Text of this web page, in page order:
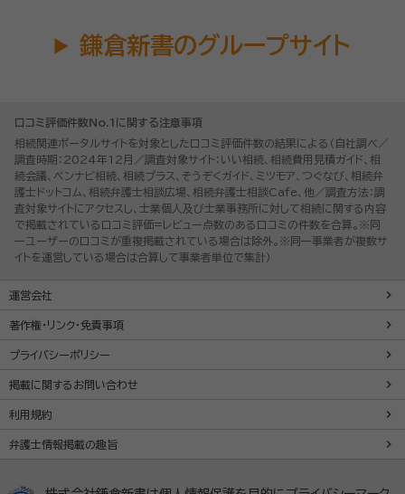
鎌倉新書のグループサイト
口コミ評価件数No.1に関する注意事項
相続関連ポータルサイトを対象とした口コミ評価件数の結果による（自社調べ／
調査時期：2024年12月／調査対象サイト：いい相続、相続費用見積ガイド、相
続会議、ベンナビ相続、相続プラス、そうぞくガイド、ミツモア、つぐなび、相続弁
護士ドットコム、相続弁護士相談広場、相続弁護士相談Cafe、他／調査方法：調
査対象サイトにアクセスし、士業個人及び士業事務所に対して相続に関する内容
で掲載されている口コミ評価=レビュー点数のある口コミの件数を合算。※同
一ユーザーの口コミが重複掲載されている場合は除外。※同一事業者が複数サ
イトを運営している場合は合算して事業者単位で集計）
運営会社
著作権・リンク・免責事項
プライバシーポリシー
掲載に関するお問い合わせ
利用規約
弁護士情報掲載の趣旨